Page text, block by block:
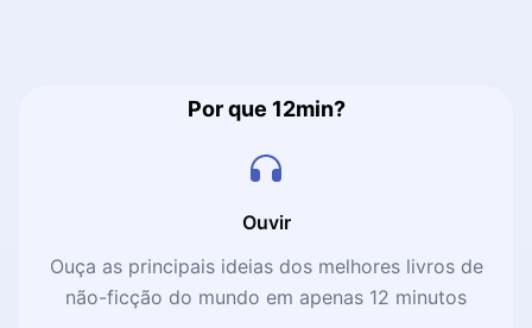
Por que 12min?
Ouvir
Ouça as principais ideias dos melhores livros de
não-ficção do mundo em apenas 12 minutos